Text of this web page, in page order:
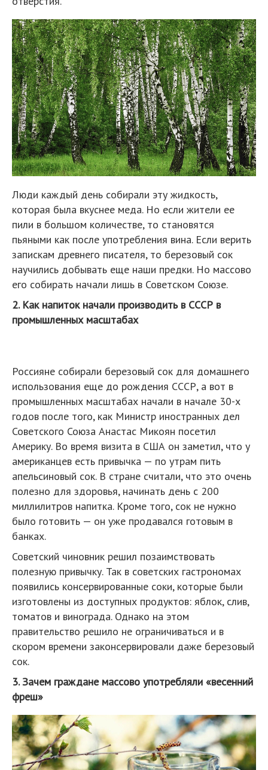
Люди каждый день собирали эту жидкость,
которая была вкуснее меда. Но если жители ее
пили в большом количестве, то становятся
пьяными как после употребления вина. Если верить
запискам древнего писателя, то березовый сок
научились добывать еще наши предки. Но массово
его собирать начали лишь в Советском Союзе.
2. Как напиток начали производить в СССР в
промышленных масштабах
Россияне собирали березовый сок для домашнего
использования еще до рождения СССР, а вот в
промышленных масштабах начали в начале 30-х
годов после того, как Министр иностранных дел
Советского Союза Анастас Микоян посетил
Америку. Во время визита в США он заметил, что у
американцев есть привычка — по утрам пить
апельсиновый сок. В стране считали, что это очень
полезно для здоровья, начинать день с 200
миллилитров напитка. Кроме того, сок не нужно
было готовить — он уже продавался готовым в
банках.
Советский чиновник решил позаимствовать
полезную привычку. Так в советских гастрономах
появились консервированные соки, которые были
изготовлены из доступных продуктов: яблок, слив,
томатов и винограда. Однако на этом
правительство решило не ограничиваться и в
скором времени законсервировали даже березовый
сок.
3. Зачем граждане массово употребляли «весенний
фреш»